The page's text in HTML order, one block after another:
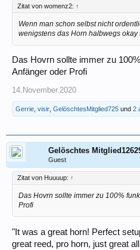
Zitat von womenz2: ↑
Wenn man schon selbst nicht
wenigstens das Horn halbwegs okay
Das Hovrn sollte immer zu
Anfänger oder Profi
14.November.2020
Gerrie visir GelöschtesMitglied725 und 2
Gelöschtes
Guest
Zitat von Huuuup: ↑
Das Hovrn sollte immer zu 100%
Profi
"It was a great horn! Perfect
great reed, pro horn, just great